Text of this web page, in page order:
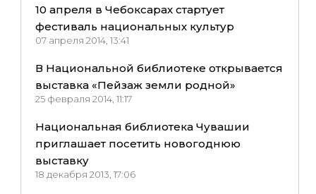
10 апреля в Чебоксарах стартует
фестиваль национальных культур
07 апреля 2014, 13:41
В Национальной библиотеке открывается
выставка «Пейзаж земли родной»
25 февраля 2014, 11:17
Национальная библиотека Чувашии
приглашает посетить новогоднюю
выставку
18 декабря 2013, 17:06